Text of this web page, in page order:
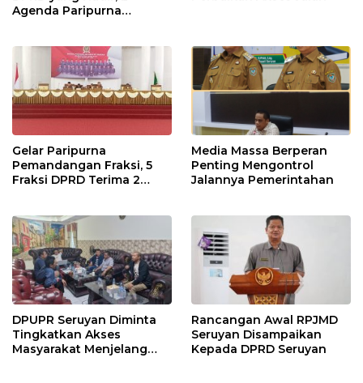
Agenda Paripurna
Gelar Paripurna
Pemandangan Fraksi, 5
Fraksi DPRD Terima 2
Media Massa Berperan
Penting Mengontrol
Jalannya Pemerintahan
DPUPR Seruyan Diminta
Tingkatkan Akses
Masyarakat Menjelang
Rancangan Awal RPJMD
Seruyan Disampaikan
Kepada DPRD Seruyan